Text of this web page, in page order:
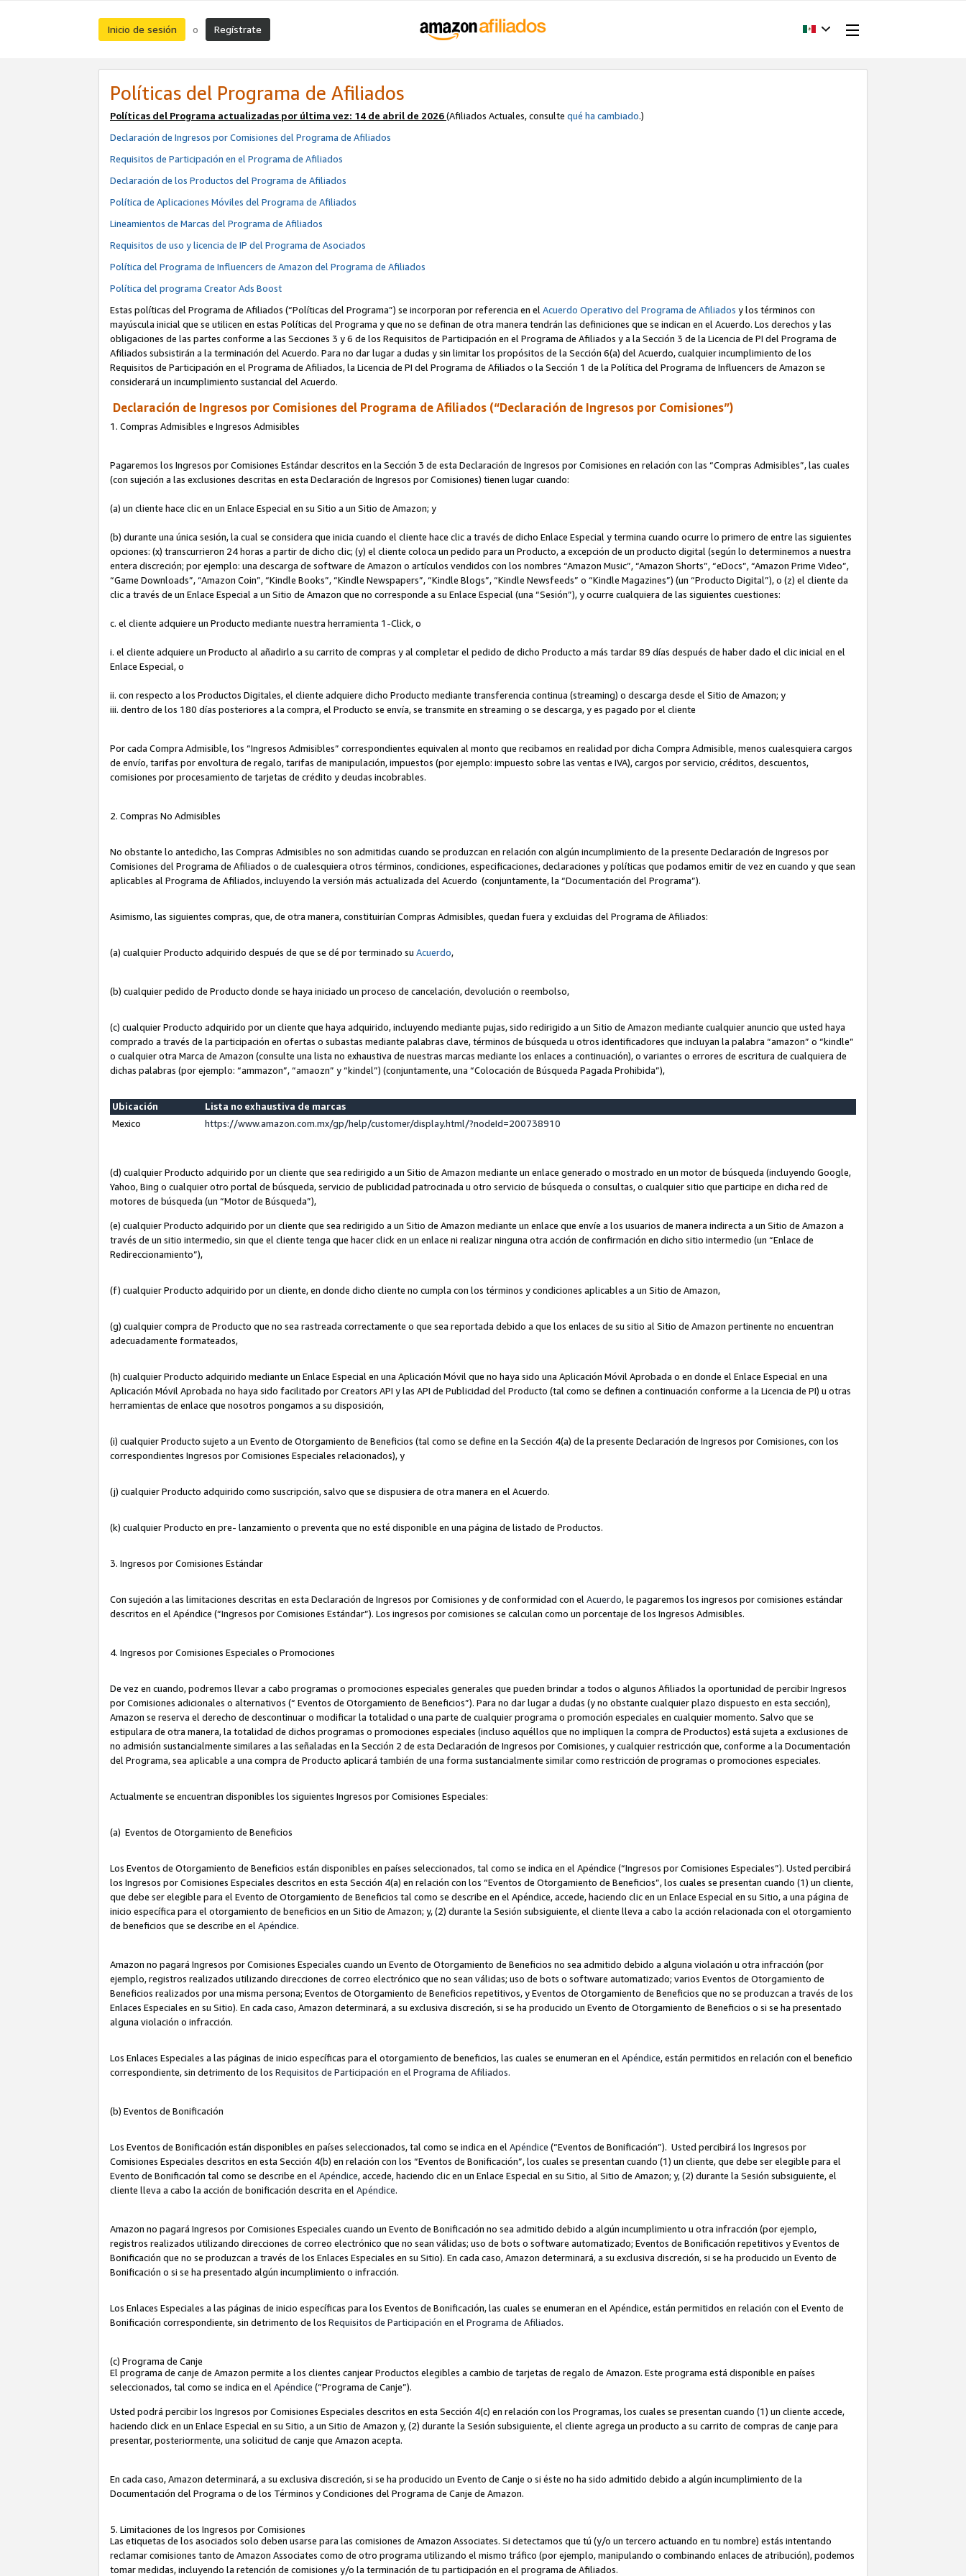
Inicio de sesión o Regístrate
Políticas del Programa de Afiliados
Políticas del Programa actualizadas por última vez: 14 de abril de 2026(Afiliados Actuales, consulte qué ha cambiado.)
Declaración de Ingresos por Comisiones del Programa de Afiliados
Requisitos de Participación en el Programa de Afiliados
Declaración de los Productos del Programa de Afiliados
Política de Aplicaciones Móviles del Programa de Afiliados
Lineamientos de Marcas del Programa de Afiliados
Requisitos de uso y licencia de IP del Programa de Asociados
Política del Programa de Influencers de Amazon del Programa de Afiliados
Política del programa Creator Ads Boost
Estas políticas del Programa de Afiliados (“Políticas del Programa”) se incorporan por referencia en elAcuerdo Operativo del Programa de Afiliados y los términos con
mayúscula inicial que se utilicen en estas Políticas del Programa y que no se definan de otra manera tendrán las definiciones que se indican en el Acuerdo. Los derechos y las
obligaciones de las partes conforme a las Secciones 3 y 6 de los Requisitos de Participación en el Programa de Afiliados y a la Sección 3 de la Licencia de PI del Programa de
Afiliados subsistirán a la terminación del Acuerdo. Para no dar lugar a dudas y sin limitar los propósitos de la Sección 6(a) del Acuerdo, cualquier incumplimiento de los
Requisitos de Participación en el Programa de Afiliados, la Licencia de PI del Programa de Afiliados o la Sección 1 de la Política del Programa de Influencers de Amazon se
considerará un incumplimiento sustancial del Acuerdo.
Declaración de Ingresos por Comisiones del Programa de Afiliados (“Declaración de Ingresos por Comisiones”)
1. Compras Admisibles e Ingresos Admisibles
Pagaremos los Ingresos por Comisiones Estándar descritos en la Sección 3 de esta Declaración de Ingresos por Comisiones en relación con las “Compras Admisibles”, las cuales
(con sujeción a las exclusiones descritas en esta Declaración de Ingresos por Comisiones) tienen lugar cuando:
(a) un cliente hace clic en un Enlace Especial en su Sitio a un Sitio de Amazon; y
(b) durante una única sesión, la cual se considera que inicia cuando el cliente hace clic a través de dicho Enlace Especial y termina cuando ocurre lo primero de entre las siguientes
opciones: (x) transcurrieron 24 horas a partir de dicho clic; (y) el cliente coloca un pedido para un Producto, a excepción de un producto digital (según lo determinemos a nuestra
entera discreción; por ejemplo: una descarga de software de Amazon o artículos vendidos con los nombres “Amazon Music”, “Amazon Shorts”, “eDocs”, “Amazon Prime Video”,
“Game Downloads”, “Amazon Coin”, “Kindle Books”, “Kindle Newspapers”, “Kindle Blogs”, “Kindle Newsfeeds” o “Kindle Magazines”) (un “Producto Digital”), o (z) el cliente da
clic a través de un Enlace Especial a un Sitio de Amazon que no corresponde a su Enlace Especial (una “Sesión”), y ocurre cualquiera de las siguientes cuestiones:
c. el cliente adquiere un Producto mediante nuestra herramienta 1-Click, o
i. el cliente adquiere un Producto al añadirlo a su carrito de compras y al completar el pedido de dicho Producto a más tardar 89 días después de haber dado el clic inicial en el
Enlace Especial, o
ii. con respecto a los Productos Digitales, el cliente adquiere dicho Producto mediante transferencia continua (streaming) o descarga desde el Sitio de Amazon; y
iii. dentro de los 180 días posteriores a la compra, el Producto se envía, se transmite en streaming o se descarga, y es pagado por el cliente
Por cada Compra Admisible, los “Ingresos Admisibles” correspondientes equivalen al monto que recibamos en realidad por dicha Compra Admisible, menos cualesquiera cargos
de envío, tarifas por envoltura de regalo, tarifas de manipulación, impuestos (por ejemplo: impuesto sobre las ventas e IVA), cargos por servicio, créditos, descuentos,
comisiones por procesamiento de tarjetas de crédito y deudas incobrables.
2. Compras No Admisibles
No obstante lo antedicho, las Compras Admisibles no son admitidas cuando se produzcan en relación con algún incumplimiento de la presente Declaración de Ingresos por
Comisiones del Programa de Afiliados o de cualesquiera otros términos, condiciones, especificaciones, declaraciones y políticas que podamos emitir de vez en cuando y que sean
aplicables al Programa de Afiliados, incluyendo la versión más actualizada del Acuerdo (conjuntamente, la “Documentación del Programa”).
Asimismo, las siguientes compras, que, de otra manera, constituirían Compras Admisibles, quedan fuera y excluidas del Programa de Afiliados:
(a) cualquier Producto adquirido después de que se dé por terminado su Acuerdo,
(b) cualquier pedido de Producto donde se haya iniciado un proceso de cancelación, devolución o reembolso,
(c) cualquier Producto adquirido por un cliente que haya adquirido, incluyendo mediante pujas, sido redirigido a un Sitio de Amazon mediante cualquier anuncio que usted haya
comprado a través de la participación en ofertas o subastas mediante palabras clave, términos de búsqueda u otros identificadores que incluyan la palabra “amazon” o “kindle”
o cualquier otra Marca de Amazon (consulte una lista no exhaustiva de nuestras marcas mediante los enlaces a continuación), o variantes o errores de escritura de cualquiera de
dichas palabras (por ejemplo: “ammazon”, “amaozn” y “kindel”) (conjuntamente, una “Colocación de Búsqueda Pagada Prohibida”),
Ubicación
Lista no exhaustiva de marcas
Mexico
https://www.amazon.com.mx/gp/help/customer/display.html/?nodeId=200738910
(d) cualquier Producto adquirido por un cliente que sea redirigido a un Sitio de Amazon mediante un enlace generado o mostrado en un motor de búsqueda (incluyendo Google,
Yahoo, Bing o cualquier otro portal de búsqueda, servicio de publicidad patrocinada u otro servicio de búsqueda o consultas, o cualquier sitio que participe en dicha red de
motores de búsqueda (un “Motor de Búsqueda”),
(e) cualquier Producto adquirido por un cliente que sea redirigido a un Sitio de Amazon mediante un enlace que envíe a los usuarios de manera indirecta a un Sitio de Amazon a
través de un sitio intermedio, sin que el cliente tenga que hacer click en un enlace ni realizar ninguna otra acción de confirmación en dicho sitio intermedio (un “Enlace de
Redireccionamiento”),
(f) cualquier Producto adquirido por un cliente, en donde dicho cliente no cumpla con los términos y condiciones aplicables a un Sitio de Amazon,
(g) cualquier compra de Producto que no sea rastreada correctamente o que sea reportada debido a que los enlaces de su sitio al Sitio de Amazon pertinente no encuentran
adecuadamente formateados,
(h) cualquier Producto adquirido mediante un Enlace Especial en una Aplicación Móvil que no haya sido una Aplicación Móvil Aprobada o en donde el Enlace Especial en una
Aplicación Móvil Aprobada no haya sido facilitado por Creators API y las API de Publicidad del Producto (tal como se definen a continuación conforme a la Licencia de PI) u otras
herramientas de enlace que nosotros pongamos a su disposición,
(i) cualquier Producto sujeto a un Evento de Otorgamiento de Beneficios (tal como se define en la Sección 4(a) de la presente Declaración de Ingresos por Comisiones, con los
correspondientes Ingresos por Comisiones Especiales relacionados), y
(j) cualquier Producto adquirido como suscripción, salvo que se dispusiera de otra manera en el Acuerdo.
(k) cualquier Producto en pre- lanzamiento o preventa que no esté disponible en una página de listado de Productos.
3. Ingresos por Comisiones Estándar
Con sujeción a las limitaciones descritas en esta Declaración de Ingresos por Comisiones y de conformidad con el Acuerdo, le pagaremos los ingresos por comisiones estándar
descritos en el Apéndice (“Ingresos por Comisiones Estándar”). Los ingresos por comisiones se calculan como un porcentaje de los Ingresos Admisibles.
4. Ingresos por Comisiones Especiales o Promociones
De vez en cuando, podremos llevar a cabo programas o promociones especiales generales que pueden brindar a todos o algunos Afiliados la oportunidad de percibir Ingresos
por Comisiones adicionales o alternativos (“ Eventos de Otorgamiento de Beneficios”). Para no dar lugar a dudas (y no obstante cualquier plazo dispuesto en esta sección),
Amazon se reserva el derecho de descontinuar o modificar la totalidad o una parte de cualquier programa o promoción especiales en cualquier momento. Salvo que se
estipulara de otra manera, la totalidad de dichos programas o promociones especiales (incluso aquéllos que no impliquen la compra de Productos) está sujeta a exclusiones de
no admisión sustancialmente similares a las señaladas en la Sección 2 de esta Declaración de Ingresos por Comisiones, y cualquier restricción que, conforme a la Documentación
del Programa, sea aplicable a una compra de Producto aplicará también de una forma sustancialmente similar como restricción de programas o promociones especiales.
Actualmente se encuentran disponibles los siguientes Ingresos por Comisiones Especiales:
(a) Eventos de Otorgamiento de Beneficios
Los Eventos de Otorgamiento de Beneficios están disponibles en países seleccionados, tal como se indica en el Apéndice (“Ingresos por Comisiones Especiales”). Usted percibirá
los Ingresos por Comisiones Especiales descritos en esta Sección 4(a) en relación con los “Eventos de Otorgamiento de Beneficios”, los cuales se presentan cuando (1) un cliente,
que debe ser elegible para el Evento de Otorgamiento de Beneficios tal como se describe en el Apéndice, accede, haciendo clic en un Enlace Especial en su Sitio, a una página de
inicio específica para el otorgamiento de beneficios en un Sitio de Amazon; y, (2) durante la Sesión subsiguiente, el cliente lleva a cabo la acción relacionada con el otorgamiento
de beneficios que se describe en el Apéndice.
Amazon no pagará Ingresos por Comisiones Especiales cuando un Evento de Otorgamiento de Beneficios no sea admitido debido a alguna violación u otra infracción (por
ejemplo, registros realizados utilizando direcciones de correo electrónico que no sean válidas; uso de bots o software automatizado; varios Eventos de Otorgamiento de
Beneficios realizados por una misma persona; Eventos de Otorgamiento de Beneficios repetitivos, y Eventos de Otorgamiento de Beneficios que no se produzcan a través de los
Enlaces Especiales en su Sitio). En cada caso, Amazon determinará, a su exclusiva discreción, si se ha producido un Evento de Otorgamiento de Beneficios o si se ha presentado
alguna violación o infracción.
Los Enlaces Especiales a las páginas de inicio específicas para el otorgamiento de beneficios, las cuales se enumeran en el Apéndice, están permitidos en relación con el beneficio
correspondiente, sin detrimento de los Requisitos de Participación en el Programa de Afiliados.
(b) Eventos de Bonificación
Los Eventos de Bonificación están disponibles en países seleccionados, tal como se indica en el Apéndice (“Eventos de Bonificación”). Usted percibirá los Ingresos por
Comisiones Especiales descritos en esta Sección 4(b) en relación con los “Eventos de Bonificación”, los cuales se presentan cuando (1) un cliente, que debe ser elegible para el
Evento de Bonificación tal como se describe en el Apéndice, accede, haciendo clic en un Enlace Especial en su Sitio, al Sitio de Amazon; y, (2) durante la Sesión subsiguiente, el
cliente lleva a cabo la acción de bonificación descrita en el Apéndice.
Amazon no pagará Ingresos por Comisiones Especiales cuando un Evento de Bonificación no sea admitido debido a algún incumplimiento u otra infracción (por ejemplo,
registros realizados utilizando direcciones de correo electrónico que no sean válidas; uso de bots o software automatizado; Eventos de Bonificación repetitivos y Eventos de
Bonificación que no se produzcan a través de los Enlaces Especiales en su Sitio). En cada caso, Amazon determinará, a su exclusiva discreción, si se ha producido un Evento de
Bonificación o si se ha presentado algún incumplimiento o infracción.
Los Enlaces Especiales a las páginas de inicio específicas para los Eventos de Bonificación, las cuales se enumeran en el Apéndice, están permitidos en relación con el Evento de
Bonificación correspondiente, sin detrimento de los Requisitos de Participación en el Programa de Afiliados.
(c) Programa de Canje
El programa de canje de Amazon permite a los clientes canjear Productos elegibles a cambio de tarjetas de regalo de Amazon. Este programa está disponible en países
seleccionados, tal como se indica en el Apéndice (“Programa de Canje”).
Usted podrá percibir los Ingresos por Comisiones Especiales descritos en esta Sección 4(c) en relación con los Programas, los cuales se presentan cuando (1) un cliente accede,
haciendo click en un Enlace Especial en su Sitio, a un Sitio de Amazon y, (2) durante la Sesión subsiguiente, el cliente agrega un producto a su carrito de compras de canje para
presentar, posteriormente, una solicitud de canje que Amazon acepta.
En cada caso, Amazon determinará, a su exclusiva discreción, si se ha producido un Evento de Canje o si éste no ha sido admitido debido a algún incumplimiento de la
Documentación del Programa o de los Términos y Condiciones del Programa de Canje de Amazon.
5. Limitaciones de los Ingresos por Comisiones
Las etiquetas de los asociados solo deben usarse para las comisiones de Amazon Associates. Si detectamos que tú (y/o un tercero actuando en tu nombre) estás intentando
reclamar comisiones tanto de Amazon Associates como de otro programa utilizando el mismo tráfico (por ejemplo, manipulando o combinando enlaces de atribución), podemos
tomar medidas, incluyendo la retención de comisiones y/o la terminación de tu participación en el programa de Afiliados.